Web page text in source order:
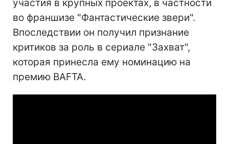
участия в крупных проектах, в частности
во франшизе "Фантастические звери".
Впоследствии он получил признание
критиков за роль в сериале "Захват",
которая принесла ему номинацию на
премию BAFTA.